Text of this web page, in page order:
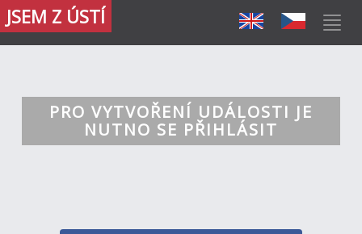
JSEM Z ÚSTÍ
PRO VYTVOŘENÍ UDÁLOSTI JE
NUTNO SE PŘIHLÁSIT